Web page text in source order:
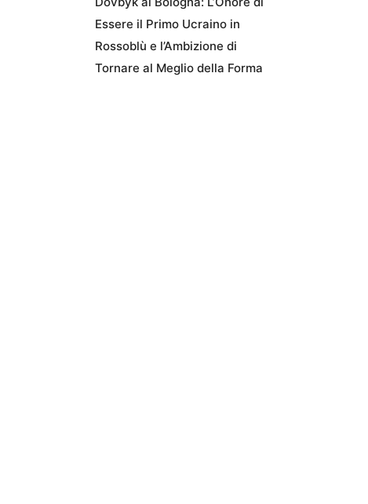
Essere il Primo Ucraino in
Rossoblù e l’Ambizione di
Tornare al Meglio della Forma